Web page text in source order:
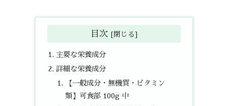
目次
主要な栄養成分
詳細な栄養成分
【一般成分・無機質・ビタミン
類】可食部 100g 中